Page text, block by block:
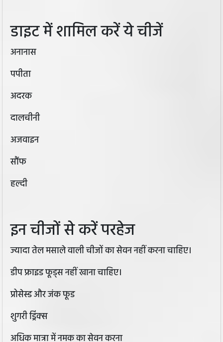
डाइट में शामिल करें ये चीजें
अनानास
पपीता
अदरक
दालचीनी
अजवाइन
सौंफ
हल्दी
इन चीजों से करें परहेज
ज्यादा तेल मसाले वाली चीजों का सेवन नहीं करना चाहिए।
डीप फ्राइड फूड्स नहीं खाना चाहिए।
प्रोसेस्ड और जंक फूड
शुगरी ड्रिंक्स
अधिक मात्रा में नमक का सेवन करना